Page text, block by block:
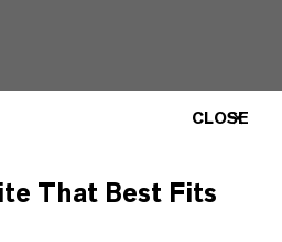
CLOSE
That Best Fits